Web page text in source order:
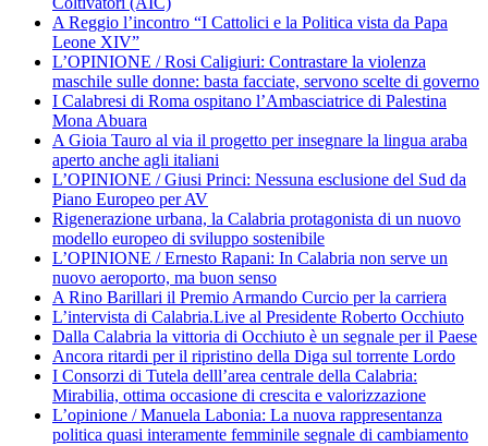
A Reggio l’incontro “I Cattolici e la Politica vista da Papa
Leone XIV”
L’OPINIONE / Rosi Caligiuri: Contrastare la violenza
maschile sulle donne: basta facciate, servono scelte di governo
I Calabresi di Roma ospitano l’Ambasciatrice di Palestina
Mona Abuara
A Gioia Tauro al via il progetto per insegnare la lingua araba
aperto anche agli italiani
L’OPINIONE / Giusi Princi: Nessuna esclusione del Sud da
Piano Europeo per AV
Rigenerazione urbana, la Calabria protagonista di un nuovo
modello europeo di sviluppo sostenibile
L’OPINIONE / Ernesto Rapani: In Calabria non serve un
nuovo aeroporto, ma buon senso
A Rino Barillari il Premio Armando Curcio per la carriera
L’intervista di Calabria.Live al Presidente Roberto Occhiuto
Dalla Calabria la vittoria di Occhiuto è un segnale per il Paese
Ancora ritardi per il ripristino della Diga sul torrente Lordo
I Consorzi di Tutela delll’area centrale della Calabria:
Mirabilia, ottima occasione di crescita e valorizzazione
L’opinione / Manuela Labonia: La nuova rappresentanza
politica quasi interamente femminile segnale di cambiamento